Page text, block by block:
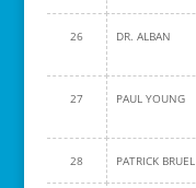
26 DR. ALBAN
27 PAUL YOUNG
28 PATRICK BRUEL